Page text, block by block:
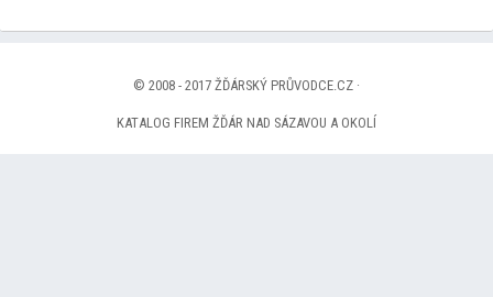
© 2008 - 2017 ŽĎÁRSKÝ PRŮVODCE.CZ ·
KATALOG FIREM ŽĎÁR NAD SÁZAVOU A OKOLÍ